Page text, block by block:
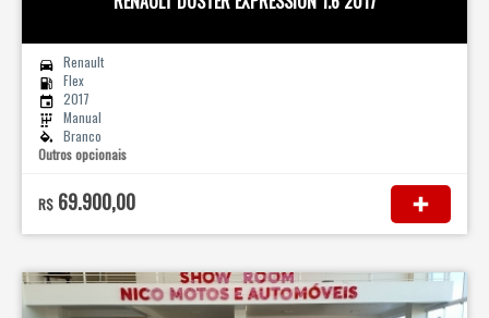
Renault
Flex
2017
Manual
Branco
Outros opcionais
R$ 69.900,00